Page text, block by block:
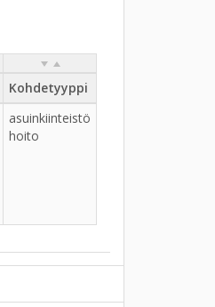
Kohdetyyppi
asuinkiinteistö
hoito